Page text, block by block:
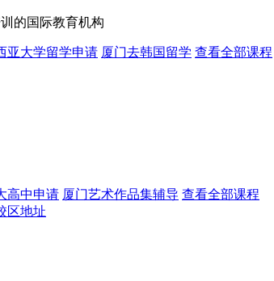
的国际教育机构
亚大学留学申请 厦门去韩国留学 查看全部课程
高中申请 厦门艺术作品集辅导 查看全部课程
区地址